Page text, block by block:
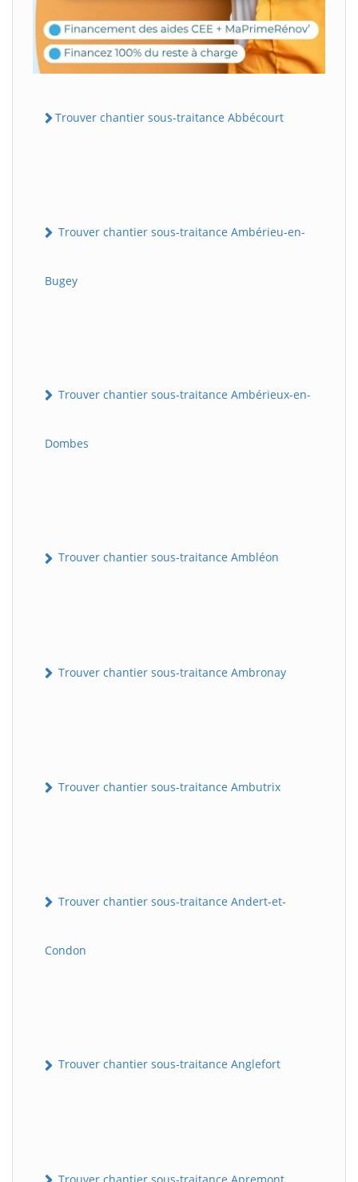
Trouver chantier sous-traitance Abbécourt
Trouver chantier sous-traitance Ambérieu-en-
Bugey
Trouver chantier sous-traitance Ambérieux-en-
Dombes
Trouver chantier sous-traitance Ambléon
Trouver chantier sous-traitance Ambronay
Trouver chantier sous-traitance Ambutrix
Trouver chantier sous-traitance Andert-et-
Condon
Trouver chantier sous-traitance Anglefort
Trouver chantier sous-traitance Apremont